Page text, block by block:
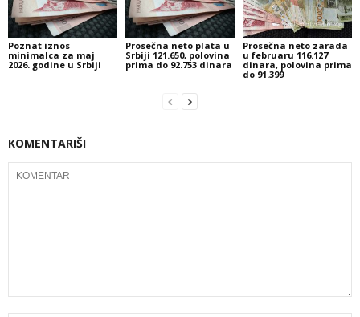
Poznat iznos
minimalca za maj
2026. godine u Srbiji
Prosečna neto plata u
Srbiji 121.650, polovina
prima do 92.753 dinara
Prosečna neto zarada
u februaru 116.127
dinara, polovina prima
do 91.399
KOMENTARIŠI